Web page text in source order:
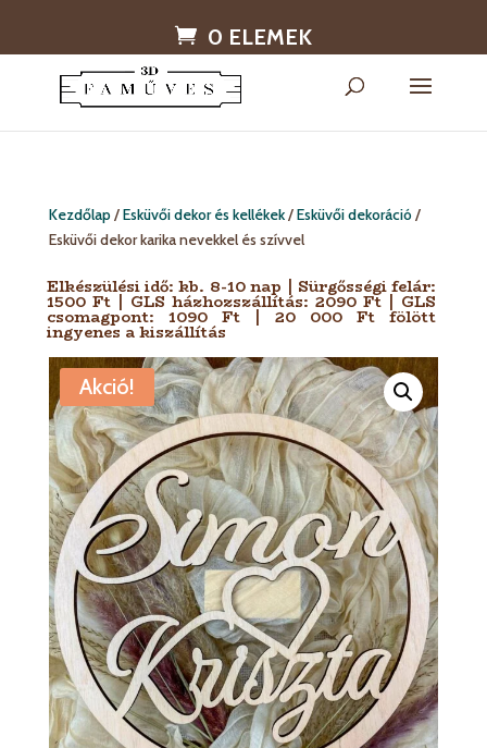
0 ELEMEK
Kezdőlap/Esküvői dekor és kellékek/Esküvői dekoráció/
Esküvői dekor karika nevekkel és szívvel
Elkészülési idő: kb. 8-10 nap | Sürgősségi felár:
1500 Ft | GLS házhozszállítás: 2090 Ft | GLS
csomagpont: 1090 Ft | 20 000 Ft fölött
ingyenes a kiszállítás
Akció!